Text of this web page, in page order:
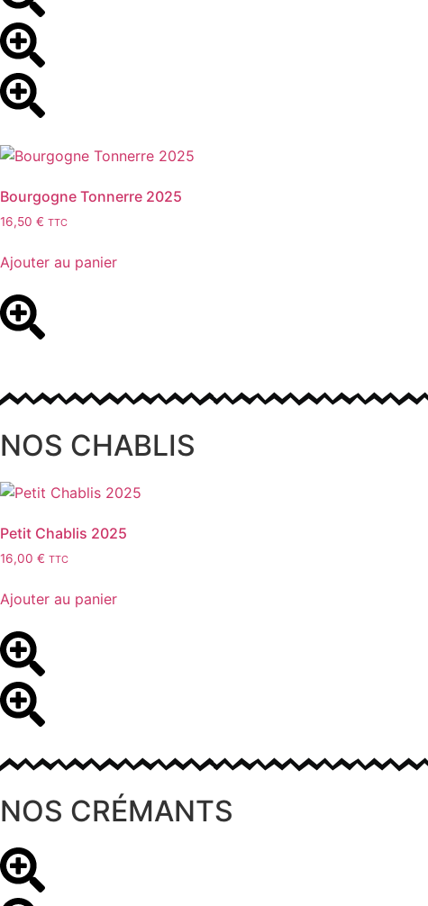
Bourgogne Tonnerre 2025
16,50 € TTC
Ajouter au panier
NOS CHABLIS
Petit Chablis 2025
16,00 € TTC
Ajouter au panier
NOS CRÉMANTS